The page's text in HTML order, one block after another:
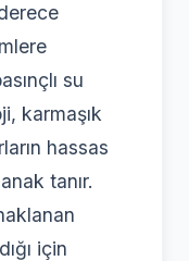
su
karmaşık
hassas
tanır.
için